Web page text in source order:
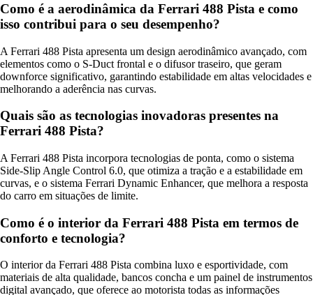
Como é a aerodinâmica da Ferrari 488 Pista e como
isso contribui para o seu desempenho?
A Ferrari 488 Pista apresenta um design aerodinâmico avançado, com
elementos como o S-Duct frontal e o difusor traseiro, que geram
downforce significativo, garantindo estabilidade em altas velocidades e
melhorando a aderência nas curvas.
Quais são as tecnologias inovadoras presentes na
Ferrari 488 Pista?
A Ferrari 488 Pista incorpora tecnologias de ponta, como o sistema
Side-Slip Angle Control 6.0, que otimiza a tração e a estabilidade em
curvas, e o sistema Ferrari Dynamic Enhancer, que melhora a resposta
do carro em situações de limite.
Como é o interior da Ferrari 488 Pista em termos de
conforto e tecnologia?
O interior da Ferrari 488 Pista combina luxo e esportividade, com
materiais de alta qualidade, bancos concha e um painel de instrumentos
digital avançado, que oferece ao motorista todas as informações